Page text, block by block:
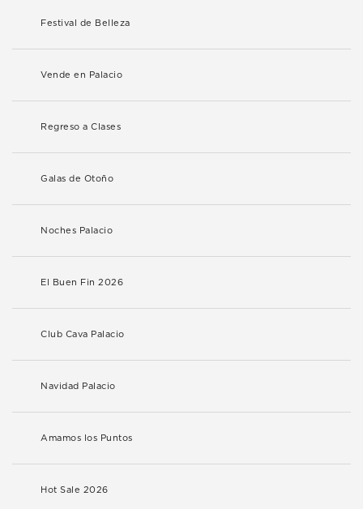
Festival de Belleza
Vende en Palacio
Regreso a Clases
Galas de Otoño
Noches Palacio
El Buen Fin 2026
Club Cava Palacio
Navidad Palacio
Amamos los Puntos
Hot Sale 2026